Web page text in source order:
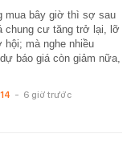
mua bây giờ thì sợ sau
chung cư tăng trở lại, lỡ
hội; mà nghe nhiều
báo giá còn giảm nữa,
- 6 giờ trước